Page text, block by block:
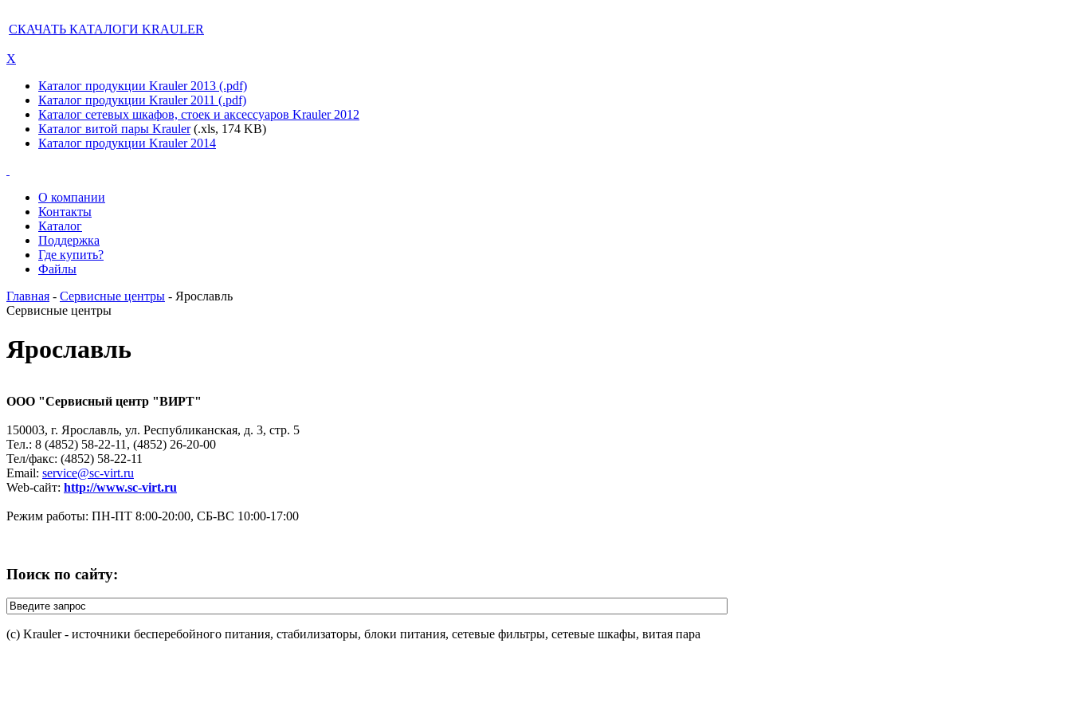
СКАЧАТЬ КАТАЛОГИ KRAULER
X
Каталог продукции Krauler 2013 (.pdf)
Каталог продукции Krauler 2011 (.pdf)
Каталог сетевых шкафов, стоек и аксессуаров Krauler 2012
Каталог витой пары Krauler(.xls, 174 KB)
Каталог продукции Krauler 2014
О компании
Контакты
Каталог
Поддержка
Где купить?
Файлы
Главная - Сервисные центры - Ярославль
Сервисные центры
Ярославль
ООО "Сервисный центр "ВИРТ"
150003, г. Ярославль, ул. Республиканская, д. 3, стр. 5
Тел.: 8 (4852) 58-22-11, (4852) 26-20-00
Тел/факс: (4852) 58-22-11
Email: service@sc-virt.ru
Web-сайт: http://www.sc-virt.ru
Режим работы: ПН-ПТ 8:00-20:00, СБ-ВС 10:00-17:00
Поиск по сайту:
(c) Krauler - источники бесперебойного питания, стабилизаторы, блоки питания, сетевые фильтры, сетевые шкафы, витая пара